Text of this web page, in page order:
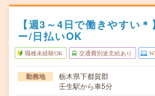
【週3～4日で働きやすい
ー/日払いOK
職種未経験OK 交通費別途支給あり
勤務地
栃木県下都賀郡
壬生駅から車5分